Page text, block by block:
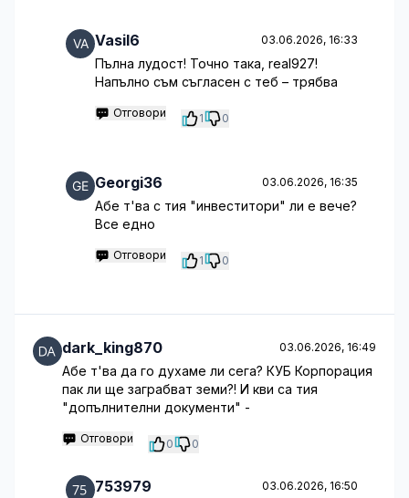
Vasil6 03.06.2026, 16:33
Пълна лудост! Точно така, real927!
Напълно съм съгласен с теб – трябва
Отговори 1 0
Georgi36 03.06.2026, 16:35
Абе т'ва с тия "инвеститори" ли е вече?
Все едно
Отговори 1 0
dark_king870 03.06.2026, 16:49
Абе т'ва да го духаме ли сега? КУБ Корпорация
пак ли ще заграбват земи?! И кви са тия
"допълнителни документи" -
Отговори 0 0
753979 03.06.2026, 16:50